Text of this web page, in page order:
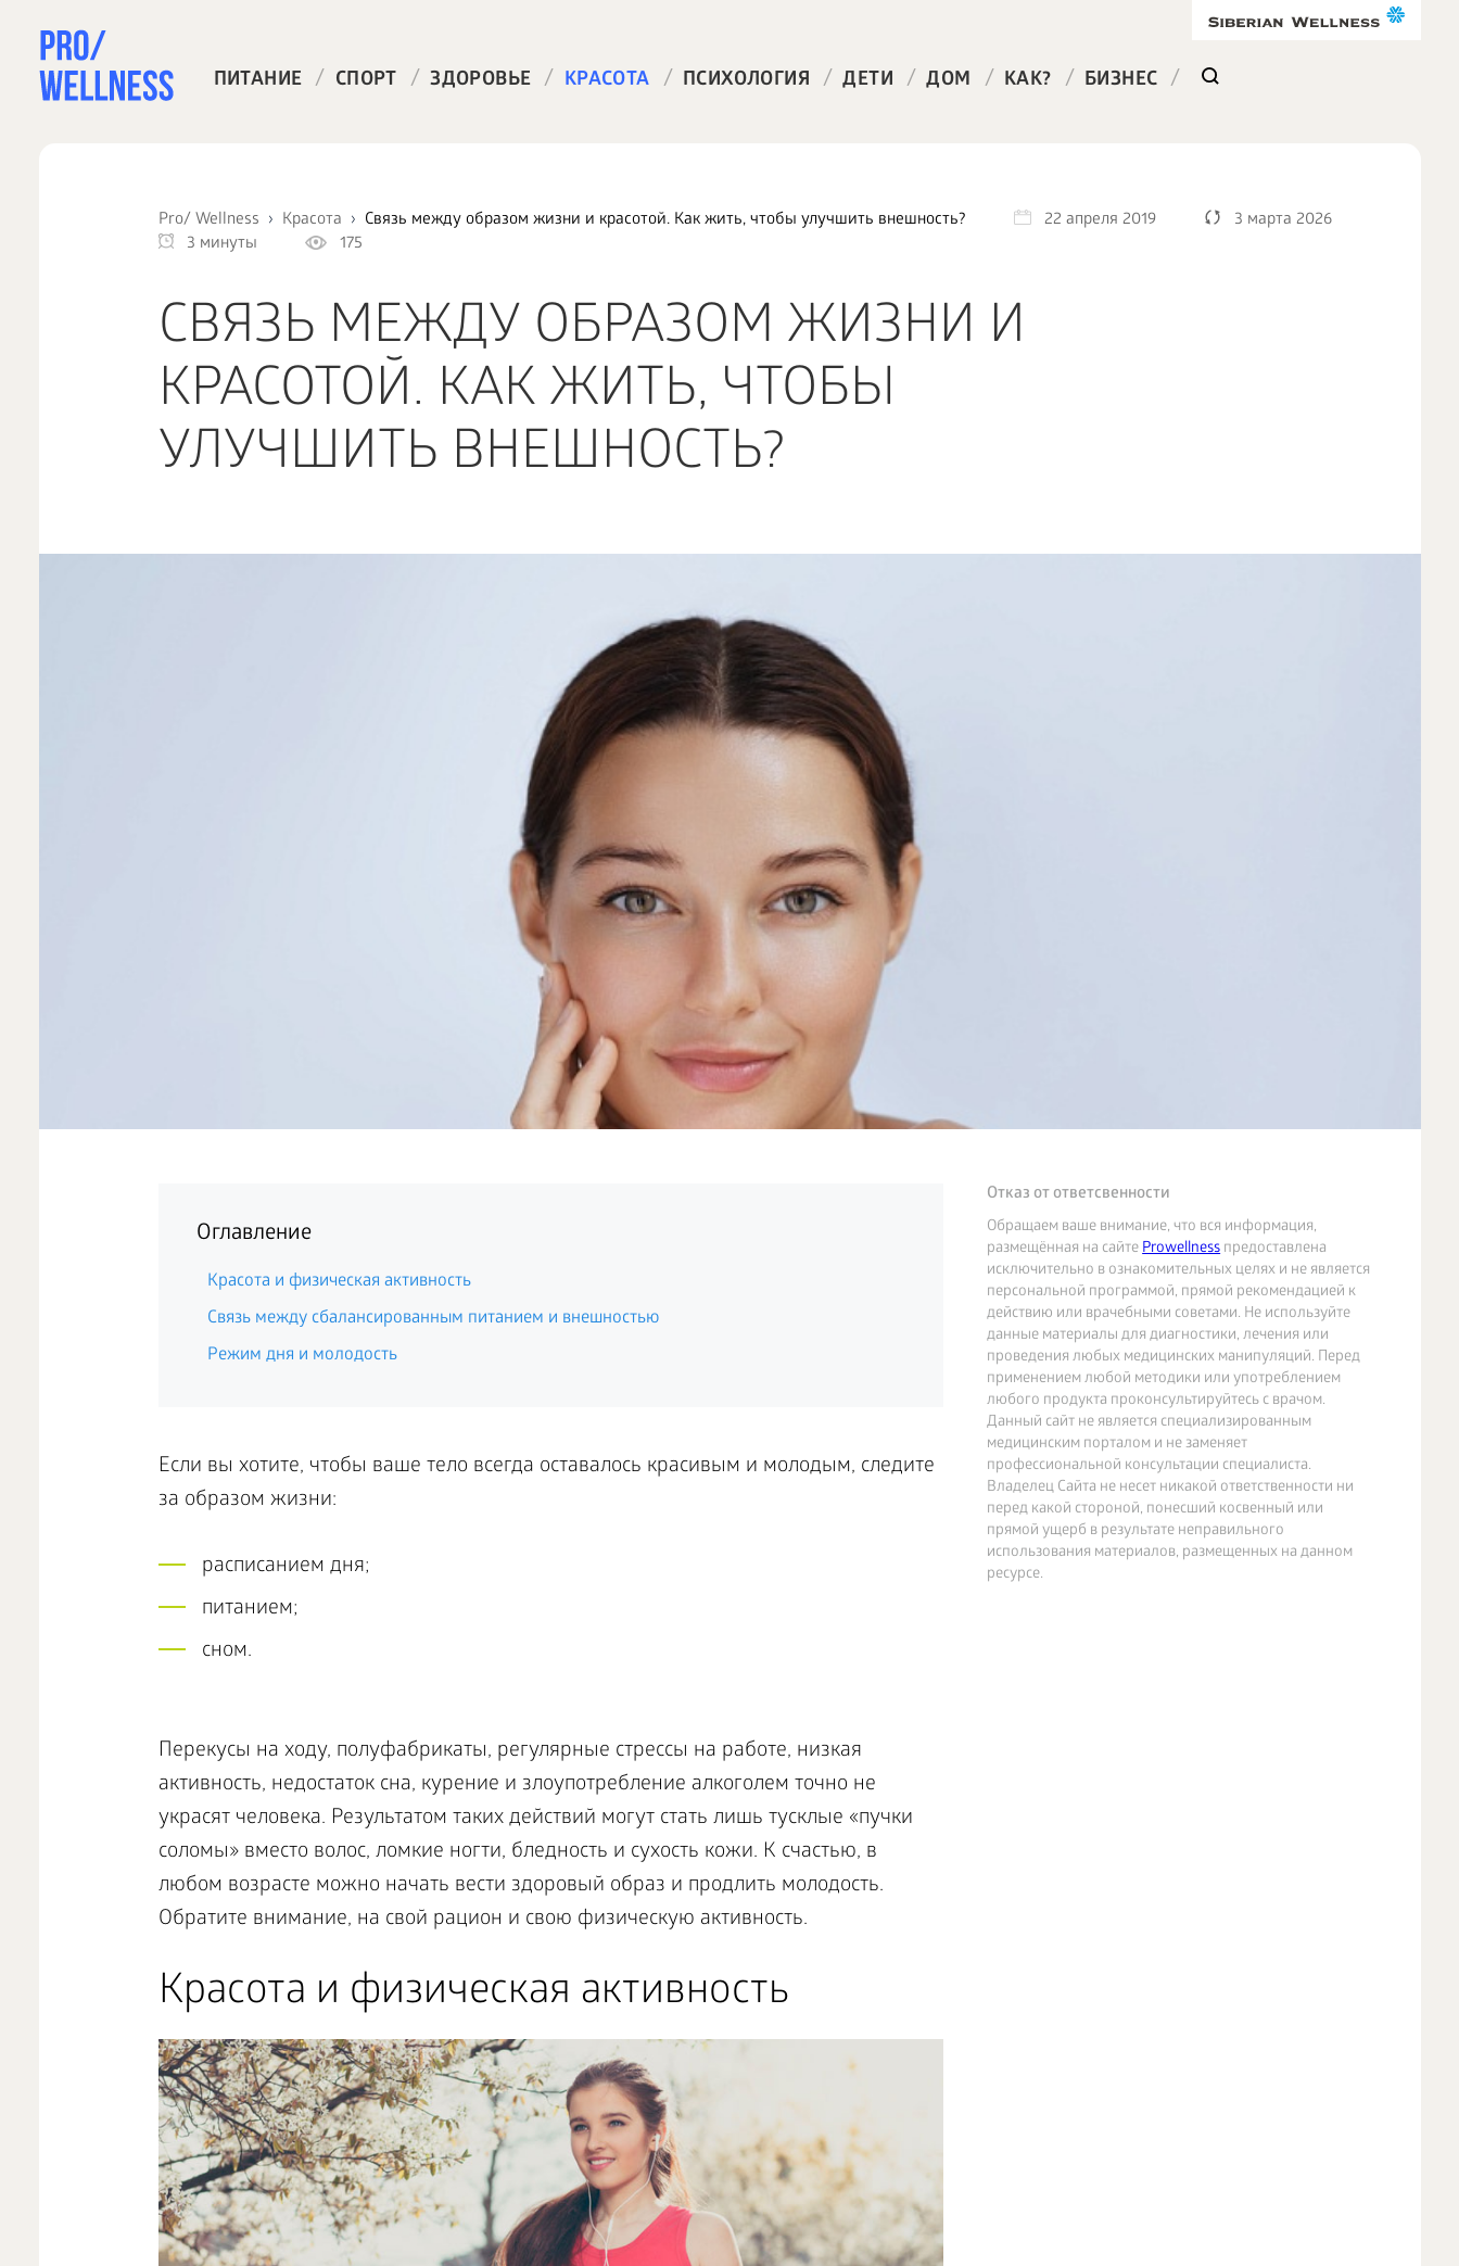
ПИТАНИЕ / СПОРТ / ЗДОРОВЬЕ / КРАСОТА / ПСИХОЛОГИЯ / ДЕТИ / ДОМ / КАК? / БИЗНЕС /
Pro/ Wellness Красота Связь между образом жизни и красотой. Как жить, чтобы улучшить внешность? 22 апреля 2019
3 марта 2026
3 минуты
175
СВЯЗЬ МЕЖДУ ОБРАЗОМ ЖИЗНИ И
КРАСОТОЙ. КАК ЖИТЬ, ЧТОБЫ
УЛУЧШИТЬ ВНЕШНОСТЬ?
Отказ от ответсвенности
Обращаем ваше внимание, что вся информация,
размещённая на сайтеProwellnessпредоставлена
исключительно в ознакомительных целях и не является
персональной программой, прямой рекомендацией к
действию или врачебными советами. Не используйте
данные материалы для диагностики, лечения или
проведения любых медицинских манипуляций. Перед
применением любой методики или употреблением
любого продукта проконсультируйтесь с врачом.
Данный сайт не является специализированным
медицинским порталом и не заменяет
профессиональной консультации специалиста.
Владелец Сайта не несет никакой ответственности ни
перед какой стороной, понесший косвенный или
прямой ущерб в результате неправильного
использования материалов, размещенных на данном
ресурсе.
Оглавление
Красота и физическая активность
Связь между сбалансированным питанием и внешностью
Режим дня и молодость
Если вы хотите, чтобы ваше тело всегда оставалось красивым и молодым, следите
за образом жизни:
расписанием дня;
питанием;
сном.
Перекусы на ходу, полуфабрикаты, регулярные стрессы на работе, низкая
активность, недостаток сна, курение и злоупотребление алкоголем точно не
украсят человека. Результатом таких действий могут стать лишь тусклые «пучки
соломы» вместо волос, ломкие ногти, бледность и сухость кожи. К счастью, в
любом возрасте можно начать вести здоровый образ и продлить молодость.
Обратите внимание, на свой рацион и свою физическую активность.
Красота и физическая активность